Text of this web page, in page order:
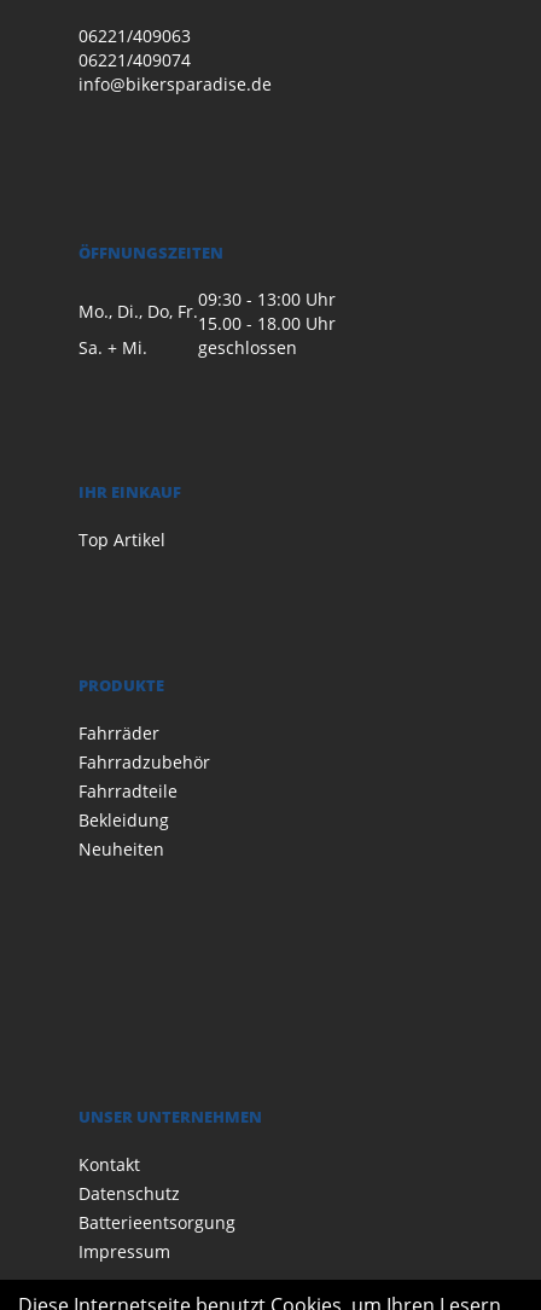
06221/409063
06221/409074
info@bikersparadise.de
ÖFFNUNGSZEITEN
Mo., Di., Do, Fr.
09:30 - 13:00 Uhr
15.00 - 18.00 Uhr
Sa. + Mi.
geschlossen
IHR EINKAUF
Top Artikel
PRODUKTE
Fahrräder
Fahrradzubehör
Fahrradteile
Bekleidung
Neuheiten
UNSER UNTERNEHMEN
Kontakt
Datenschutz
Batterieentsorgung
Impressum